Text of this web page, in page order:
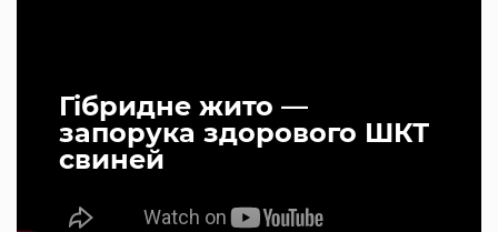
Гібридне жито —
запорука здорового ШКТ
свиней